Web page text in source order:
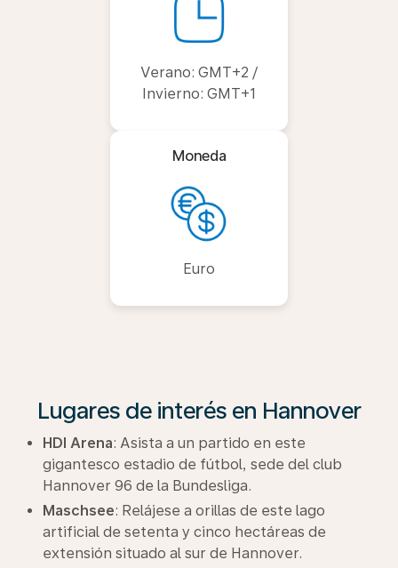
Verano: GMT+2 /
Invierno: GMT+1
Moneda
Euro
Lugares de interés en Hannover
HDI Arena: Asista a un partido en este
gigantesco estadio de fútbol, sede del club
Hannover 96 de la Bundesliga.
Maschsee: Relájese a orillas de este lago
artificial de setenta y cinco hectáreas de
extensión situado al sur de Hannover.